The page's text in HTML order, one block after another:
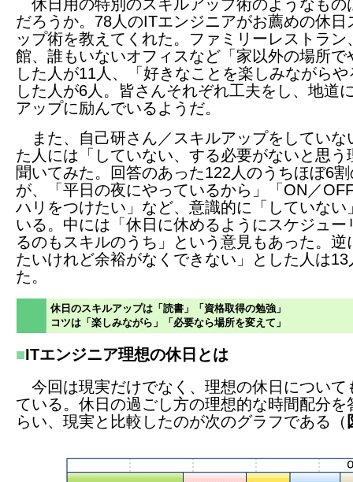
休日用の特別のスキルアップ術のようなもの
だろうか。78人のITエンジニアがお薦めの休日
ップ術を教えてくれた。ファミリーレストラン
館、誰もいないオフィスなど「家以外の場所で
した人が11人、「好きなことを楽しみながらや
した人が6人。皆さんそれぞれ工夫をし、地道
アップに励んでいるようだ。
また、自己研さん／スキルアップをしていな
た人には「していない、する必要がないと思う
聞いてみた。回答のあった122人のうちほぼ6
が、「平日の夜にやっているから」「ON／
ハリをつけたい」など、意識的に「していない
いる。中には「休日に休めるようにスケジュー
るのもスキルのうち」という意見もあった。逆
たいけれど余裕がなくできない」とした人は13
た。
休日のスキルアップは「読書」「資格取得の勉強」
コツは「楽しみながら」「必要なら場所を変えて」
■ITエンジニア理想の休日とは
今回は現実だけでなく、理想の休日について
ている。休日の過ごし方の理想的な時間配分を
らい、現実と比較したのが次のグラフである（